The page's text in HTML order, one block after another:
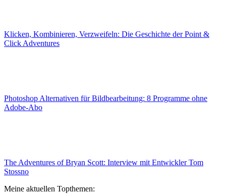
Klicken, Kombinieren, Verzweifeln: Die Geschichte der Point &
Click Adventures
Photoshop Alternativen für Bildbearbeitung: 8 Programme ohne
Adobe-Abo
The Adventures of Bryan Scott: Interview mit Entwickler Tom
Stossno
Meine aktuellen Topthemen: